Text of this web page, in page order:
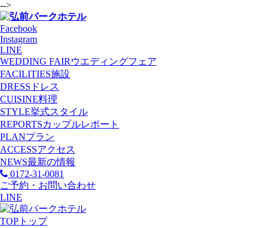
-->
Facebook
Instagram
LINE
WEDDING FAIR ウエディングフェア
FACILITIES施設
DRESS ドレス
CUISINE料理
STYLE挙式スタイル
REPORTSカップルレポート
PLANプラン
ACCESSアクセス
NEWS最新の情報
0172-31-0081
ご予約・お問い合わせ
LINE
TOP トップ